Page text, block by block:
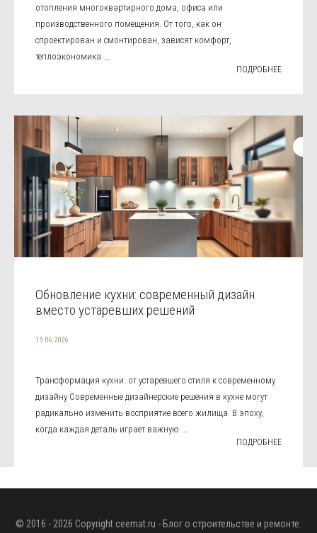
отопления многоквартирного дома, офиса или
производственного помещения. От того, как он
спроектирован и смонтирован, зависят комфорт,
теплоэкономика ...
ПОДРОБНЕЕ
Обновление кухни: современный дизайн
вместо устаревших решений
19.06.2026
Трансформация кухни: от устаревшего стиля к современному
дизайну Современные дизайнерские решения в кухне могут
радикально изменить восприятие всего жилища. В эпоху,
когда каждая деталь играет важную ...
ПОДРОБНЕЕ
© 2016 - 2026 Copyright ceemat.ru - Блог о строительстве и ремонте.